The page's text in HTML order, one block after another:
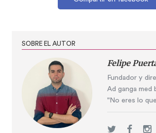
SOBRE EL AUTOR
Felipe
Fundador y
Ad ganga med
"No eres lo